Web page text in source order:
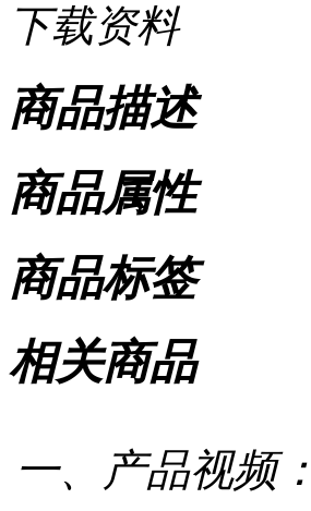
下载资料
商品描述
商品属性
商品标签
相关商品
一、产品视频